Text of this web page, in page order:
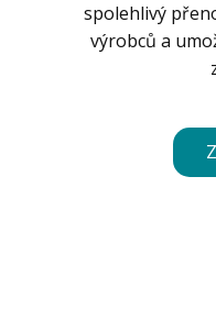
spolehlivý
výrobců a